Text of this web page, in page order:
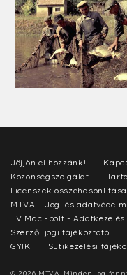
Jöjjön el hozzánk!
Közönségszolgálat
Licenszek összehasonlítása
MTVA - Jogi és
TV Maci-bolt -
Szerzői jogi tájékoztató
GYIK
Sütikezelési
© 2026 MTVA. Minden jog